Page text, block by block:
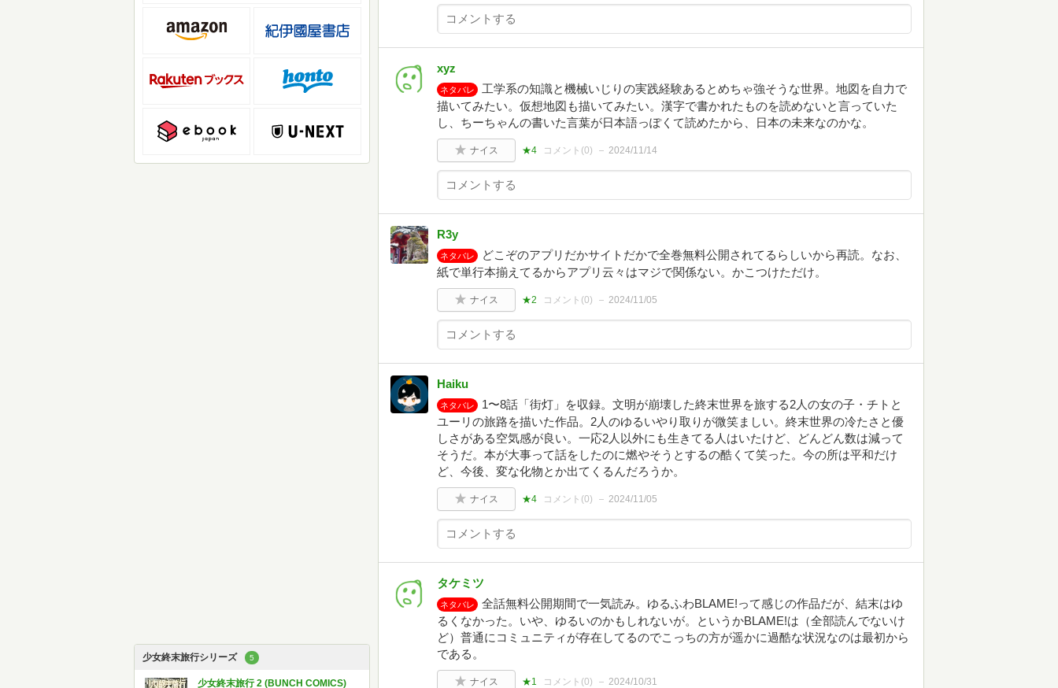
少女終末旅行シリーズ 5
少女終末旅行 2 (BUNCH COMICS)
xyz
ネタバレ
工学系の知識と機械いじりの実践経験あるとめちゃ強そうな世界。地図を自力で
描いてみたい。仮想地図も描いてみたい。漢字で書かれたものを読めないと言っていた
し、ちーちゃんの書いた言葉が日本語っぽくて読めたから、日本の未来なのかな。
ナイス ★4 コメント(0) 2024/11/14
R3y
ネタバレ
どこぞのアプリだかサイトだかで全巻無料公開されてるらしいから再読。なお、
紙で単行本揃えてるからアプリ云々はマジで関係ない。かこつけただけ。
ナイス ★2 コメント(0) 2024/11/05
Haiku
ネタバレ
1〜8話「街灯」を収録。文明が崩壊した終末世界を旅する2人の女の子・チトと
ユーリの旅路を描いた作品。2人のゆるいやり取りが微笑ましい。終末世界の冷たさと優
しさがある空気感が良い。一応2人以外にも生きてる人はいたけど、どんどん数は減って
そうだ。本が大事って話をしたのに燃やそうとするの酷くて笑った。今の所は平和だけ
ど、今後、変な化物とか出てくるんだろうか。
ナイス ★4 コメント(0) 2024/11/05
タケミツ
ネタバレ
全話無料公開期間で一気読み。ゆるふわBLAME!って感じの作品だが、結末はゆ
るくなかった。いや、ゆるいのかもしれないが。というかBLAME!は（全部読んでないけ
ど）普通にコミュニティが存在してるのでこっちの方が遥かに過酷な状況なのは最初から
である。
ナイス ★1 コメント(0) 2024/10/31